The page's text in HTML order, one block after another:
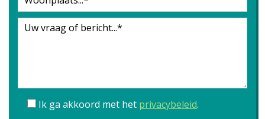
Ik ga akkoord met het privacybeleid.